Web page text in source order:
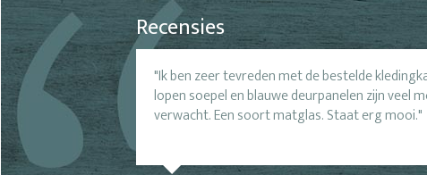
Recensies
Ik ben zeer tevreden met de bestelde
lopen soepel en blauwe deurpanelen zijn veel
verwacht. Een soort matglas. Staat erg mooi.